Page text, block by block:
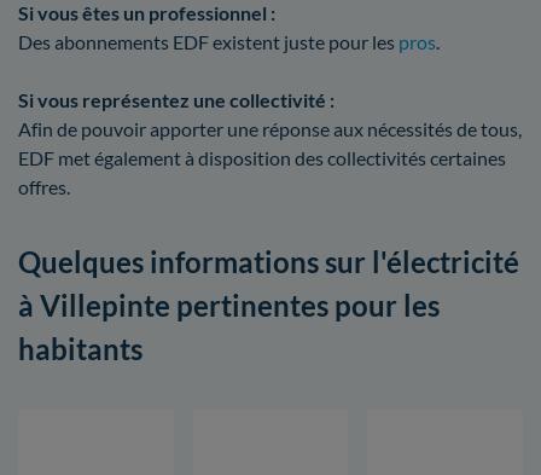
Si vous êtes un professionnel :
Des abonnements EDF existent juste pour les pros.
Si vous représentez une collectivité :
Afin de pouvoir apporter une réponse aux nécessités de tous,
EDF met également à disposition des collectivités certaines
offres.
Quelques informations sur l'électricité
à Villepinte pertinentes pour les
habitants